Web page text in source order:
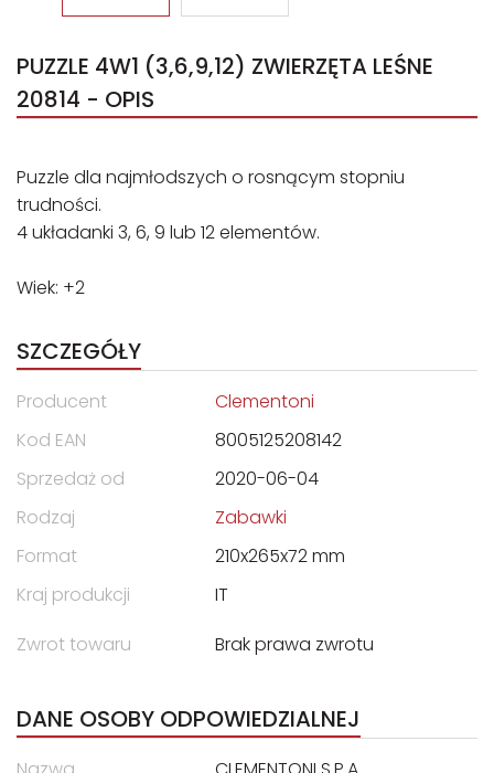
PUZZLE 4W1 (3,6,9,12) ZWIERZĘTA LEŚNE
20814 - OPIS
Puzzle dla najmłodszych o rosnącym stopniu
trudności.
4 układanki 3, 6, 9 lub 12 elementów.
Wiek: +2
SZCZEGÓŁY
Producent
Clementoni
Kod EAN
8005125208142
Sprzedaż od
2020-06-04
Rodzaj
Zabawki
Format
210x265x72 mm
Kraj produkcji
IT
Zwrot towaru
Brak prawa zwrotu
DANE OSOBY ODPOWIEDZIALNEJ